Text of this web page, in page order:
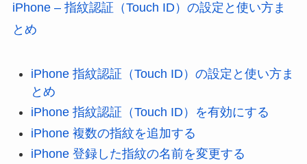
iPhone – 指紋認証（Touch ID）の設定と使い方ま
とめ
iPhone 指紋認証（Touch ID）の設定と使い方ま
とめ
iPhone 指紋認証（Touch ID）を有効にする
iPhone 複数の指紋を追加する
iPhone 登録した指紋の名前を変更する